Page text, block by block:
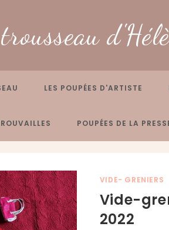
LES POUPÉES D'ARTISTE
POUPÉES DE LA
VIDE- GRENIERS
Vide-
2022